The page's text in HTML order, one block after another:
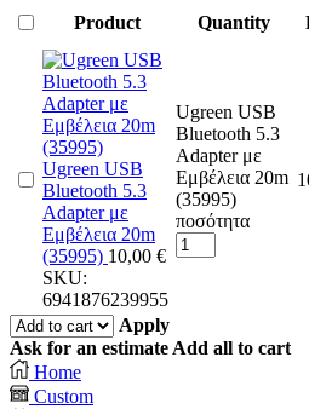
Product Quantity
Ugreen USB
Bluetooth 5.3
Adapter με
Εμβέλεια 20m
(35995) 10,00 €
SKU:
6941876239955
Ugreen USB
Bluetooth 5.3
Adapter με
Εμβέλεια 20m
(35995)
ποσότητα
Apply
Ask for an estimate Add all to cart
Home
Custom